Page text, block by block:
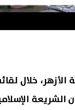
الأزهر، خلال
الشريعة